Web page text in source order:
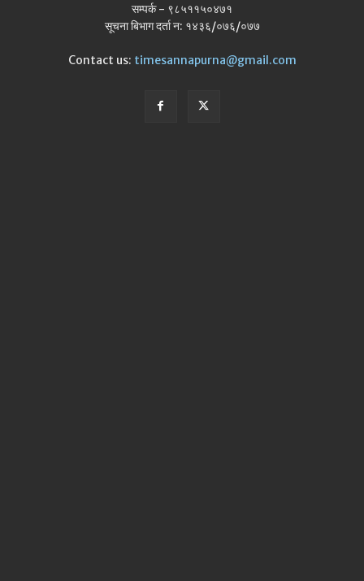
सम्पर्क - ९८५११५०४७१
सूचना बिभाग दर्ता न: १४३६/०७६/०७७
Contact us: timesannapurna@gmail.com